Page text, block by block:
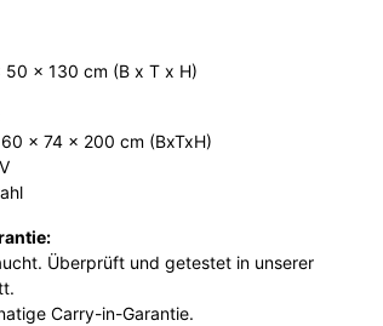
50 x 130 cm (B x T x H)
x 74 x 200 cm (BxTxH)
Überprüft und getestet in unserer
Carry-in-Garantie.